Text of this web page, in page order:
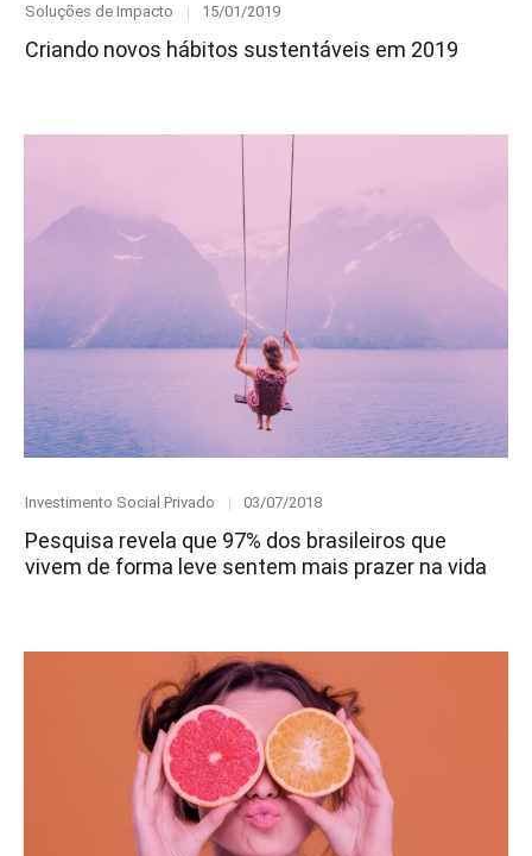
Category
Soluções de Impacto
Posted
15/01/2019
Criando novos hábitos sustentáveis em 2019
Category
Investimento Social Privado
Posted
03/07/2018
Pesquisa revela que 97% dos brasileiros que
vivem de forma leve sentem mais prazer na vida